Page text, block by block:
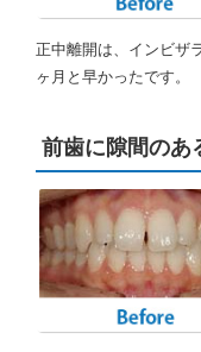
正中離開は、インビザ
ヶ月と早かったです。
前歯に隙間の